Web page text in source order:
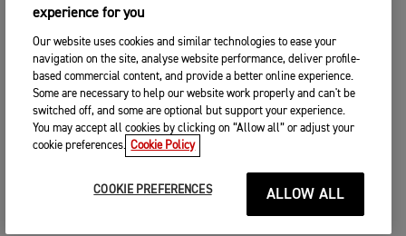
experience for you
Our website uses cookies and similar technologies to ease your
navigation on the site, analyse website performance, deliver profile-
based commercial content, and provide a better online experience.
Some are necessary to help our website work properly and can't be
switched off, and some are optional but support your experience.
You may accept all cookies by clicking on “Allow all” or adjust your
cookie preferences. Cookie Policy
COOKIE PREFERENCES ALLOW ALL